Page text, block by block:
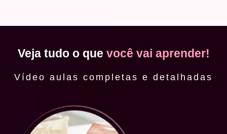
Veja tudo o que você vai aprender!
Vídeo aulas completas e detalhadas